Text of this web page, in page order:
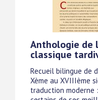
Anthologie de
classique
Recueil bilingue de
Xème au XVIIIème
traduction moderne